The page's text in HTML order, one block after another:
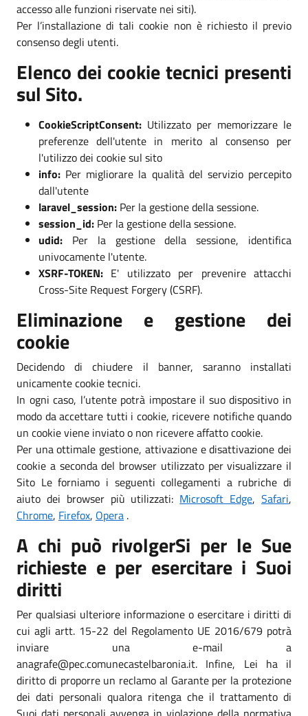
accesso alle funzioni riservate nei siti).
Per l’installazione di tali cookie non è richiesto il previo
consenso degli utenti.
Elenco dei cookie tecnici presenti
sul Sito.
CookieScriptConsent: Utilizzato per memorizzare le
preferenze dell'utente in merito al consenso per
l'utilizzo dei cookie sul sito
info: Per migliorare la qualità del servizio percepito
dall'utente
laravel_session: Per la gestione della sessione.
session_id: Per la gestione della sessione.
udid: Per la gestione della sessione, identifica
univocamente l'utente.
XSRF-TOKEN: E' utilizzato per prevenire attacchi
Cross-Site Request Forgery (CSRF).
Eliminazione e gestione dei
cookie
Decidendo di chiudere il banner, saranno installati
unicamente cookie tecnici.
In ogni caso, l’utente potrà impostare il suo dispositivo in
modo da accettare tutti i cookie, ricevere notifiche quando
un cookie viene inviato o non ricevere affatto cookie.
Per una ottimale gestione, attivazione e disattivazione dei
cookie a seconda del browser utilizzato per visualizzare il
Sito Le forniamo i seguenti collegamenti a rubriche di
aiuto dei browser più utilizzati: Microsoft Edge,Safari,
Chrome, Firefox, Opera .
A chi può rivolgerSi per le Sue
richieste e per esercitare i Suoi
diritti
Per qualsiasi ulteriore informazione o esercitare i diritti di
cui agli artt. 15-22 del Regolamento UE 2016/679 potrà
inviare una e-mail a
anagrafe@pec.comunecastelbaronia.it. Infine, Lei ha il
diritto di proporre un reclamo al Garante per la protezione
dei dati personali qualora ritenga che il trattamento di